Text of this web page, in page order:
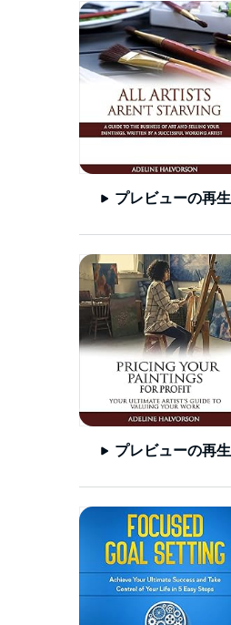
プレビューの再生
プレビューの再生